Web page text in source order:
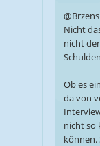
Nicht
nicht
Ob es
da von
nicht so
können.